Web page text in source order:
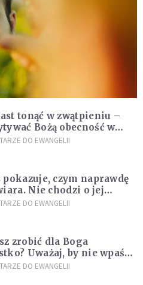
tonąć w zwątpieniu –
Bożą obecność w
codziennego życia
DO EWANGELII
pokazuje, czym naprawdę
Nie chodzi o jej
DO EWANGELII
zrobić dla Boga
Uważaj, by nie wpaść
pułapkę
DO EWANGELII